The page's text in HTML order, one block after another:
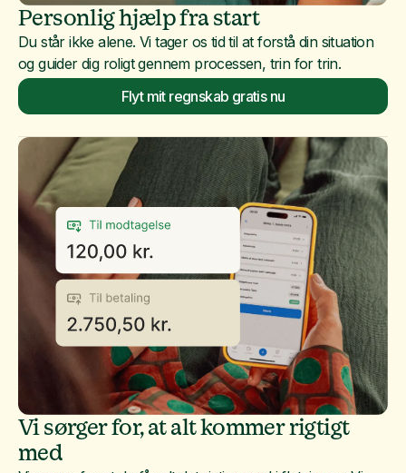
Personlig hjælp fra start
Du står ikke alene. Vi tager os tid til at forstå din situation
og guider dig roligt gennem processen, trin for trin.
Flyt mit regnskab gratis nu
Vi sørger for, at alt kommer rigtigt
med